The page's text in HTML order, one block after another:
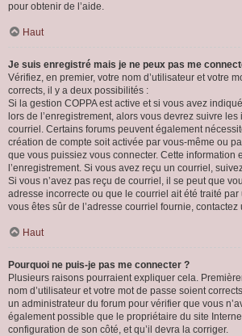
pour obtenir de l’aide.
Haut
Je suis enregistré mais je ne peux pas me
Vérifiez, en premier, votre nom d’utilisateur et votre
corrects, il y a deux possibilités :
Si la gestion COPPA est active et si vous avez
lors de l’enregistrement, alors vous devrez suivre
courriel. Certains forums peuvent également
création de compte soit activée par vous-même ou
que vous puissiez vous connecter. Cette information
l’enregistrement. Si vous avez reçu un courriel,
Si vous n’avez pas reçu de courriel, il se peut que
adresse incorrecte ou que le courriel ait été traité par
vous êtes sûr de l’adresse courriel fournie, contactez
Haut
Pourquoi ne puis-je pas me connecter ?
Plusieurs raisons pourraient expliquer cela.
nom d’utilisateur et votre mot de passe soient
un administrateur du forum pour vérifier que vous
également possible que le propriétaire du site
configuration de son côté, et qu’il devra la corriger.